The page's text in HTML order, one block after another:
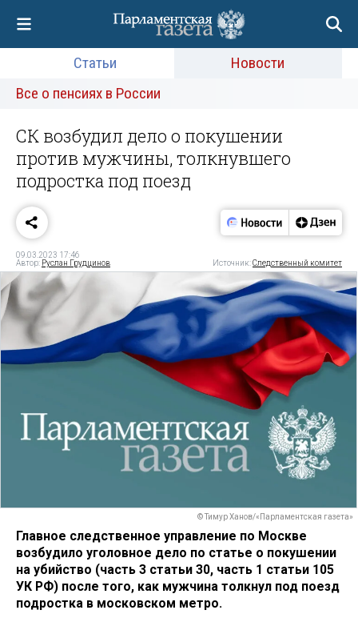
Статьи
Новости
Все о пенсиях в России
СК возбудил дело о покушении
против мужчины, толкнувшего
подростка под поезд
09.03.2023 17:46
Автор: Руслан Грудцинов Источник:Следственный комитет
© Тимур Ханов/«Парламентская газета»
Главное следственное управление по Москве
возбудило уголовное дело по статье о покушении
на убийство (часть 3 статьи 30, часть 1 статьи 105
УК РФ) после того, как мужчина толкнул под поезд
подростка в московском метро.